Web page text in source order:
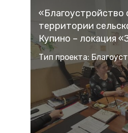
«Благоустройство
территории
Купино – локация
Тип проекта: